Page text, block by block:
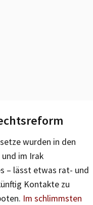
wurden in den
im Irak
– lässt etwas rat- und
Kontakte zu
Im schlimmsten